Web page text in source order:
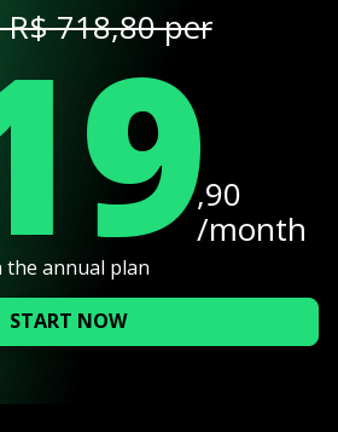
718,80 per
,90
/month
the annual plan
START NOW